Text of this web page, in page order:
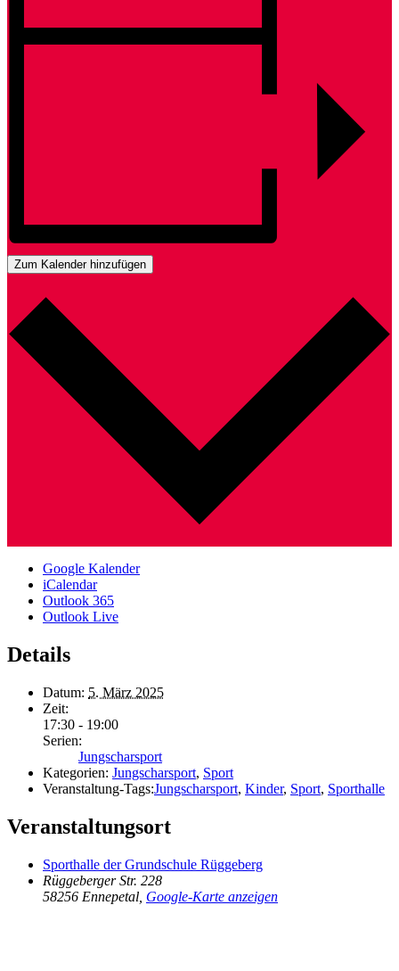
Zum Kalender hinzufügen
Google Kalender
iCalendar
Outlook 365
Outlook Live
Details
Datum: 5. März 2025
Zeit:
17:30 - 19:00
Serien:
Jungscharsport
Kategorien: Jungscharsport, Sport
Veranstaltung-Tags:Jungscharsport, Kinder, Sport, Sporthalle
Veranstaltungsort
Sporthalle der Grundschule Rüggeberg
Rüggeberger Str. 228
58256 Ennepetal Google-Karte anzeigen